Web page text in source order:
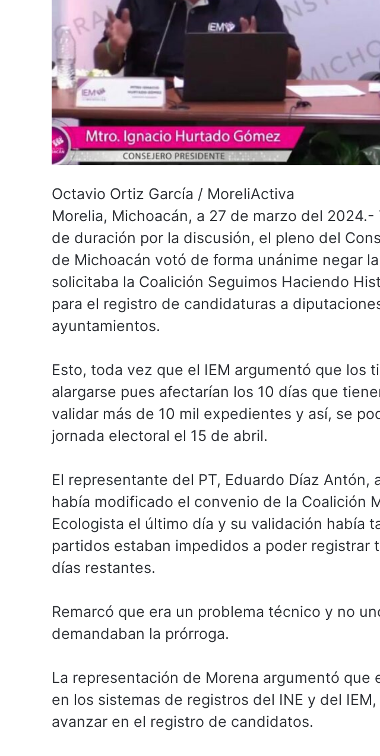
Octavio Ortiz García / MoreliActiva
Morelia, Michoacán, a 27 de marzo del
de duración por la discusión, el pleno del
de Michoacán votó de forma unánime negar
solicitaba la Coalición Seguimos Haciendo
para el registro de candidaturas a
ayuntamientos.
Esto, toda vez que el IEM argumentó que los
alargarse pues afectarían los 10 días que
validar más de 10 mil expedientes y así, se
jornada electoral el 15 de abril.
El representante del PT, Eduardo Díaz Antón,
había modificado el convenio de la Coalición
Ecologista el último día y su validación había
partidos estaban impedidos a poder registrar
días restantes.
Remarcó que era un problema técnico y no
demandaban la prórroga.
La representación de Morena argumentó que
en los sistemas de registros del INE y del
avanzar en el registro de candidatos.